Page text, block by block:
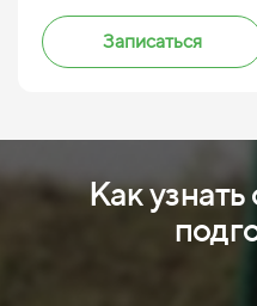
Записаться
Как